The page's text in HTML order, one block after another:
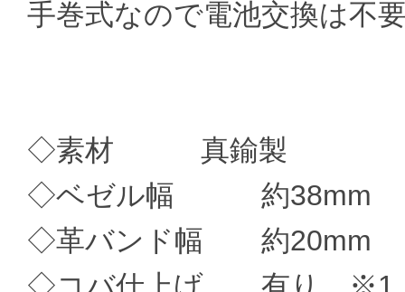
手巻式なので電池交換は不
◇素材 真鍮製
◇ベゼル幅 約38mm
◇革バンド幅 約20mm